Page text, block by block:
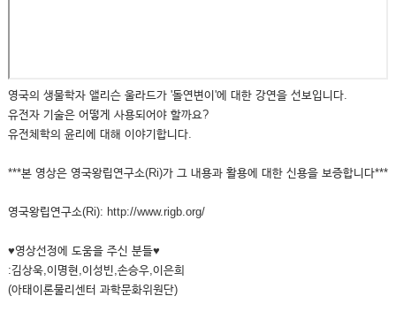
영국의 생물학자 앨리슨 울라드가 '돌연변이'에 대한 강연을 선보입니다.
유전자 기술은 어떻게 사용되어야 할까요?
유전체학의 윤리에 대해 이야기합니다.
***본 영상은 영국왕립연구소(Ri)가 그 내용과 활용에 대한 신용을 보증합니다***
영국왕립연구소(Ri): http://www.rigb.org/
♥영상선정에 도움을 주신 분들♥
:김상욱,이명현,이성빈,손승우,이은희
(아태이론물리센터 과학문화위원단)